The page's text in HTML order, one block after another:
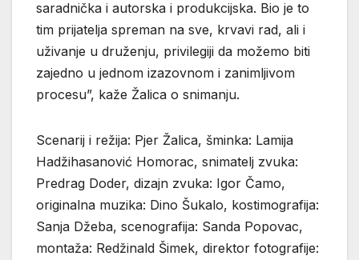
saradnička i autorska i produkcijska. Bio je to
tim prijatelja spreman na sve, krvavi rad, ali i
uživanje u druženju, privilegiji da možemo biti
zajedno u jednom izazovnom i zanimljivom
procesu”, kaže Žalica o snimanju.
Scenarij i režija: Pjer Žalica, šminka: Lamija
Hadžihasanović Homorac, snimatelj zvuka:
Predrag Doder, dizajn zvuka: Igor Čamo,
originalna muzika: Dino Šukalo, kostimografija:
Sanja Džeba, scenografija: Sanda Popovac,
montaža: Redžinald Šimek, direktor fotografije: